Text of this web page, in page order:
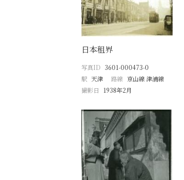
日本租界
写真ID 3601-000473-0
駅 天津 路線 京山線 津浦線
撮影日
1938年2月